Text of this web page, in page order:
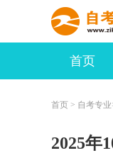
首页
首页 > 自考专业
2025年